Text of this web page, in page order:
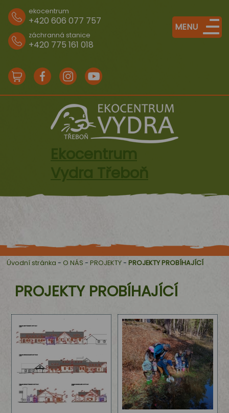
ekocentrum
+420 606 077 757
záchranná stanice
+420 775 161 018
e-
shop
FacebookInstagram
MENU
Ekocentrum
Vydra Třeboň
Úvodní stránka - O NÁS - PROJEKTY- PROJEKTY PROBÍHAJÍCÍ
PROJEKTY PROBÍHAJÍCÍ